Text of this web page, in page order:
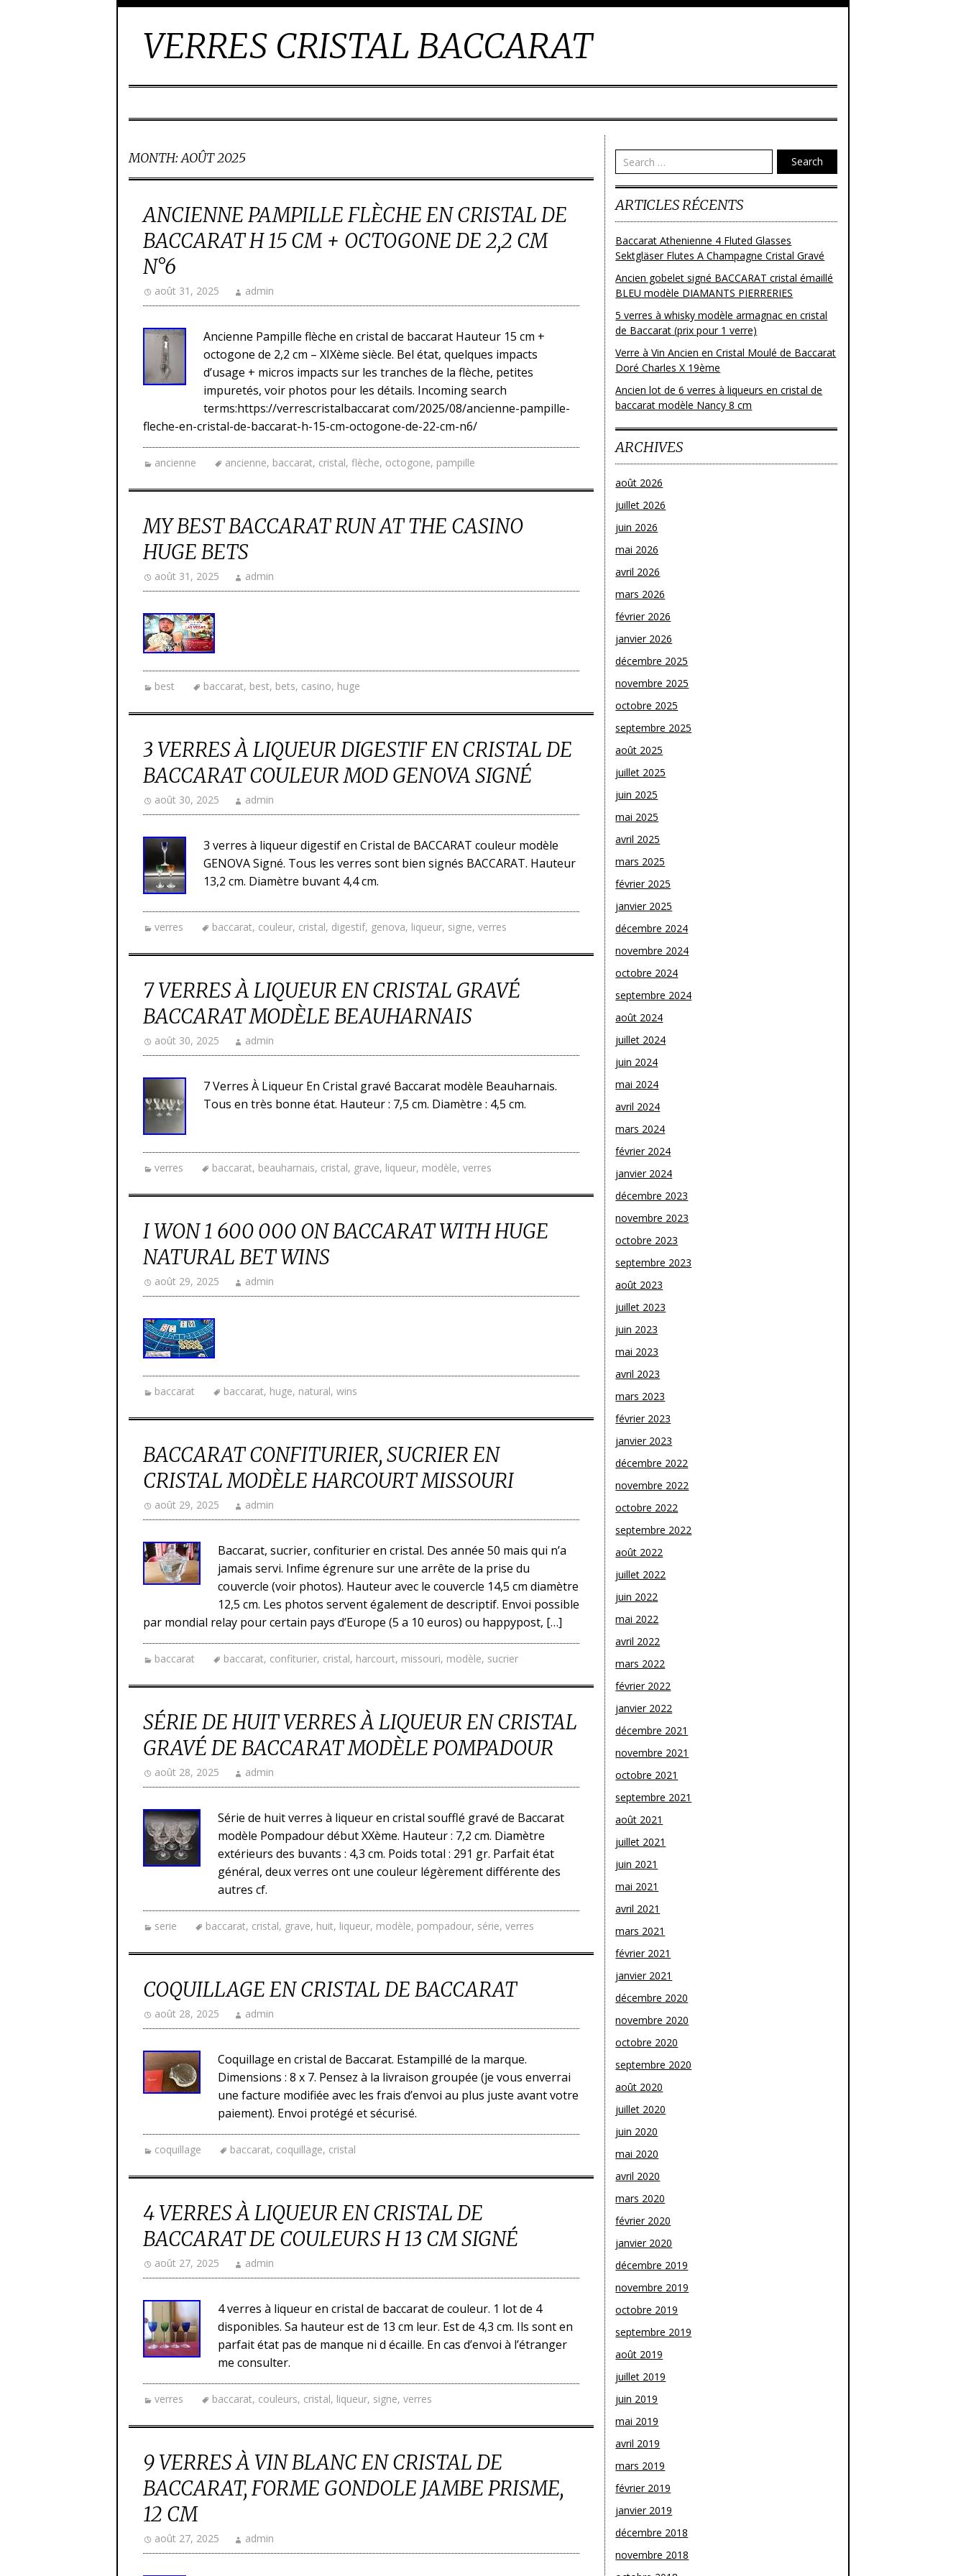
VERRES CRISTAL BACCARAT
MONTH:AOÛT 2025
ANCIENNE PAMPILLE FLÈCHE EN CRISTAL DE
BACCARAT H 15 CM + OCTOGONE DE 2,2 CM
N°6
août 31, 2025 admin
Ancienne Pampille flèche en cristal de baccarat Hauteur 15 cm +
octogone de 2,2 cm – XIXème siècle. Bel état, quelques impacts
d’usage + micros impacts sur les tranches de la flèche, petites
impuretés, voir photos pour les détails. Incoming search
terms:https://verrescristalbaccarat com/2025/08/ancienne-pampille-
fleche-en-cristal-de-baccarat-h-15-cm-octogone-de-22-cm-n6/
ancienne ancienne, baccarat, cristal, flèche, octogone, pampille
MY BEST BACCARAT RUN AT THE CASINO
HUGE BETS
août 31, 2025 admin
best baccarat, best, bets, casino, huge
3 VERRES À LIQUEUR DIGESTIF EN CRISTAL DE
BACCARAT COULEUR MOD GENOVA SIGNÉ
août 30, 2025 admin
3 verres à liqueur digestif en Cristal de BACCARAT couleur modèle
GENOVA Signé. Tous les verres sont bien signés BACCARAT. Hauteur
13,2 cm. Diamètre buvant 4,4 cm.
verres baccarat, couleur, cristal, digestif, genova, liqueur, signe, verres
7 VERRES À LIQUEUR EN CRISTAL GRAVÉ
BACCARAT MODÈLE BEAUHARNAIS
août 30, 2025 admin
7 Verres À Liqueur En Cristal gravé Baccarat modèle Beauharnais.
Tous en très bonne état. Hauteur : 7,5 cm. Diamètre : 4,5 cm.
verres baccarat, beauharnais, cristal, grave, liqueur, modèle, verres
I WON 1 600 000 ON BACCARAT WITH HUGE
NATURAL BET WINS
août 29, 2025 admin
baccarat baccarat, huge, natural, wins
BACCARAT CONFITURIER, SUCRIER EN
CRISTAL MODÈLE HARCOURT MISSOURI
août 29, 2025 admin
Baccarat, sucrier, confiturier en cristal. Des année 50 mais qui n’a
jamais servi. Infime égrenure sur une arrête de la prise du
couvercle (voir photos). Hauteur avec le couvercle 14,5 cm diamètre
12,5 cm. Les photos servent également de descriptif. Envoi possible
par mondial relay pour certain pays d’Europe (5 a 10 euros) ou happypost, […]
baccarat baccarat, confiturier, cristal, harcourt, missouri, modèle, sucrier
SÉRIE DE HUIT VERRES À LIQUEUR EN CRISTAL
GRAVÉ DE BACCARAT MODÈLE POMPADOUR
août 28, 2025 admin
Série de huit verres à liqueur en cristal soufflé gravé de Baccarat
modèle Pompadour début XXème. Hauteur : 7,2 cm. Diamètre
extérieurs des buvants : 4,3 cm. Poids total : 291 gr. Parfait état
général, deux verres ont une couleur légèrement différente des
autres cf.
serie baccarat, cristal, grave, huit, liqueur, modèle, pompadour, série, verres
COQUILLAGE EN CRISTAL DE BACCARAT
août 28, 2025 admin
Coquillage en cristal de Baccarat. Estampillé de la marque.
Dimensions : 8 x 7. Pensez à la livraison groupée (je vous enverrai
une facture modifiée avec les frais d’envoi au plus juste avant votre
paiement). Envoi protégé et sécurisé.
coquillage baccarat, coquillage, cristal
4 VERRES À LIQUEUR EN CRISTAL DE
BACCARAT DE COULEURS H 13 CM SIGNÉ
août 27, 2025 admin
4 verres à liqueur en cristal de baccarat de couleur. 1 lot de 4
disponibles. Sa hauteur est de 13 cm leur. Est de 4,3 cm. Ils sont en
parfait état pas de manque ni d écaille. En cas d’envoi à l’étranger
me consulter.
verres baccarat, couleurs, cristal, liqueur, signe, verres
9 VERRES À VIN BLANC EN CRISTAL DE
BACCARAT, FORME GONDOLE JAMBE PRISME,
12 CM
août 27, 2025 admin
Search
ARTICLES RÉCENTS
Baccarat Athenienne 4 Fluted Glasses
Sektgläser Flutes A Champagne Cristal Gravé
Ancien gobelet signé BACCARAT cristal émaillé
BLEU modèle DIAMANTS PIERRERIES
5 verres à whisky modèle armagnac en cristal
de Baccarat (prix pour 1 verre)
Verre à Vin Ancien en Cristal Moulé de Baccarat
Doré Charles X 19ème
Ancien lot de 6 verres à liqueurs en cristal de
baccarat modèle Nancy 8 cm
ARCHIVES
août 2026
juillet 2026
juin 2026
mai 2026
avril 2026
mars 2026
février 2026
janvier 2026
décembre 2025
novembre 2025
octobre 2025
septembre 2025
août 2025
juillet 2025
juin 2025
mai 2025
avril 2025
mars 2025
février 2025
janvier 2025
décembre 2024
novembre 2024
octobre 2024
septembre 2024
août 2024
juillet 2024
juin 2024
mai 2024
avril 2024
mars 2024
février 2024
janvier 2024
décembre 2023
novembre 2023
octobre 2023
septembre 2023
août 2023
juillet 2023
juin 2023
mai 2023
avril 2023
mars 2023
février 2023
janvier 2023
décembre 2022
novembre 2022
octobre 2022
septembre 2022
août 2022
juillet 2022
juin 2022
mai 2022
avril 2022
mars 2022
février 2022
janvier 2022
décembre 2021
novembre 2021
octobre 2021
septembre 2021
août 2021
juillet 2021
juin 2021
mai 2021
avril 2021
mars 2021
février 2021
janvier 2021
décembre 2020
novembre 2020
octobre 2020
septembre 2020
août 2020
juillet 2020
juin 2020
mai 2020
avril 2020
mars 2020
février 2020
janvier 2020
décembre 2019
novembre 2019
octobre 2019
septembre 2019
août 2019
juillet 2019
juin 2019
mai 2019
avril 2019
mars 2019
février 2019
janvier 2019
décembre 2018
novembre 2018